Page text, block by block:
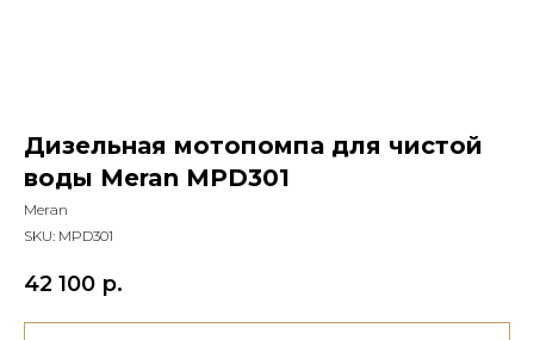
Дизельная мотопомпа для чистой
воды Meran MPD301
Meran
SKU: MPD301
42 100 р.